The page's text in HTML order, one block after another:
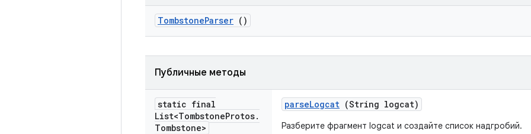
TombstoneParser ()
Публичные методы
static final
List<TombstoneProtos.
Tombstone>
parseLogcat (String logcat)
Разберите фрагмент logcat и создайте список надгробий.